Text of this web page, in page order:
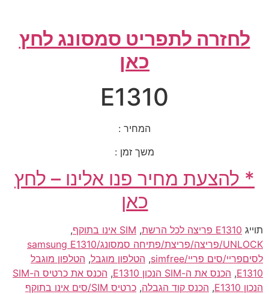
לחזרה לתפריט סמסונג לחץ
כאן
E1310
המחיר :
משך זמן :
* להצעת מחיר פנו אלינו – לחץ
כאן
תוייג E1310 פריצה לכל הרשת , SIM אינו בתוקף
,
UNLOCK/פריצה/פריצת/פתיחה סמסונג/samsung E1310
לסיםפריי/סים פריי/simfree
, הטלפון מוגבל, הטלפון מוגבל
E1310
, הכנס את ה-SIM הנכון E1310 ,
הכנס את כרטיס ה-SIM
הנכון E1310
, הכנס קוד הגבלה,
כרטיס SIM/סים אינו בתוקף